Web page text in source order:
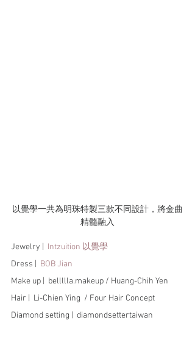
以覺學一共為明珠特製三款不同設計，將金曲
精髓融入
Jewelry | Intzuition 以覺學
Dress | BOB Jian
Make up |  bellllla.makeup / Huang-Chih Yen
Hair |  Li-Chien Ying  / Four Hair Concept
Diamond setting |  diamondsettertaiwan